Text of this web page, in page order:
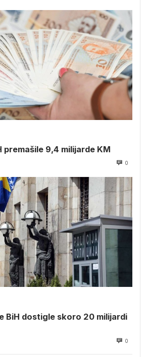
premašile 9,4 milijarde KM
0
BiH dostigle skoro 20 milijardi
0